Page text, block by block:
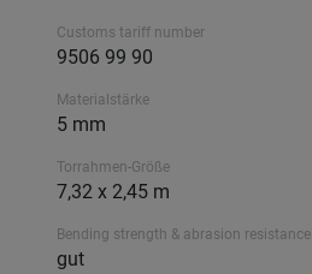
Customs tariff number
9506 99 90
Materialstärke
5 mm
Torrahmen-Größe
7,32 x 2,45 m
Bending strength & abrasion resistance
gut